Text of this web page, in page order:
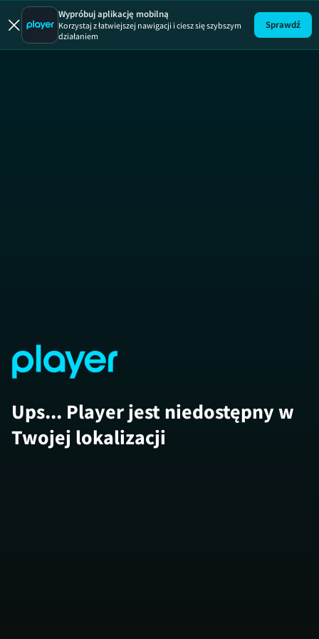
Trzy
Wypróbuj aplikację mobilną
Korzystaj z łatwiejszej nawigacji i ciesz się szybszym
działaniem
Sprawdź
Ups... Player jest niedostępny w
Twojej lokalizacji